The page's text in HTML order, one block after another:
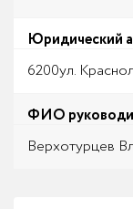
Юридический
6200ул.
ФИО
Верхотурцев